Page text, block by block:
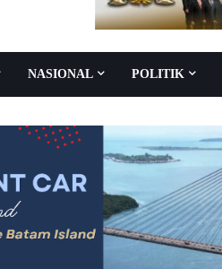
NASIONAL POLITIK